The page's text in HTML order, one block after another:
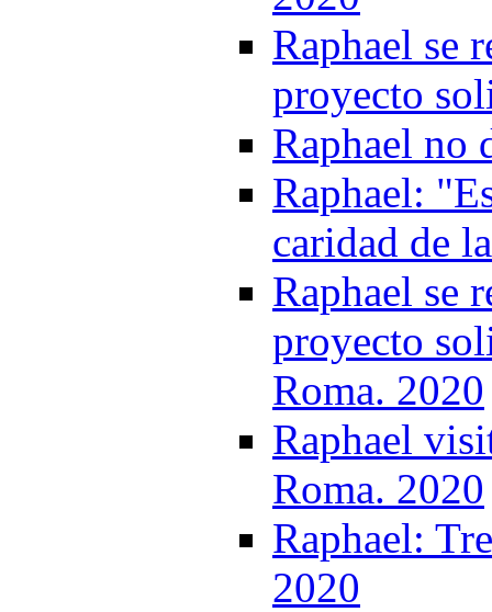
Raphael se
proyecto
Raphael no
Raphael:
caridad de
Raphael se
proyecto
Roma. 2020
Raphael
Roma. 2020
Raphael:
2020